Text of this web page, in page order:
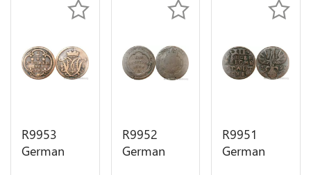
R9953
German
R9952
German
R9951
German